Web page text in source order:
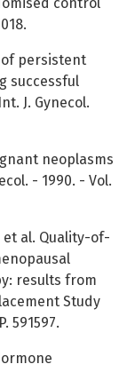
control
of persistent
successful
J. Gynecol.
neoplasms
- 1990. - Vol.
et al. Quality-of-
results from
Study
591597.